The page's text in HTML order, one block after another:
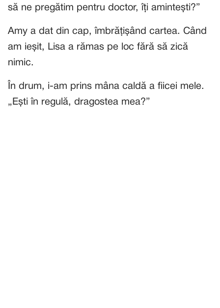
să ne pregătim pentru doctor, îți amintești?”
Amy a dat din cap, îmbrățișând cartea. Când
am ieșit, Lisa a rămas pe loc fără să zică
nimic.
În drum, i-am prins mâna caldă a fiicei mele.
„Ești în regulă, dragostea mea?”